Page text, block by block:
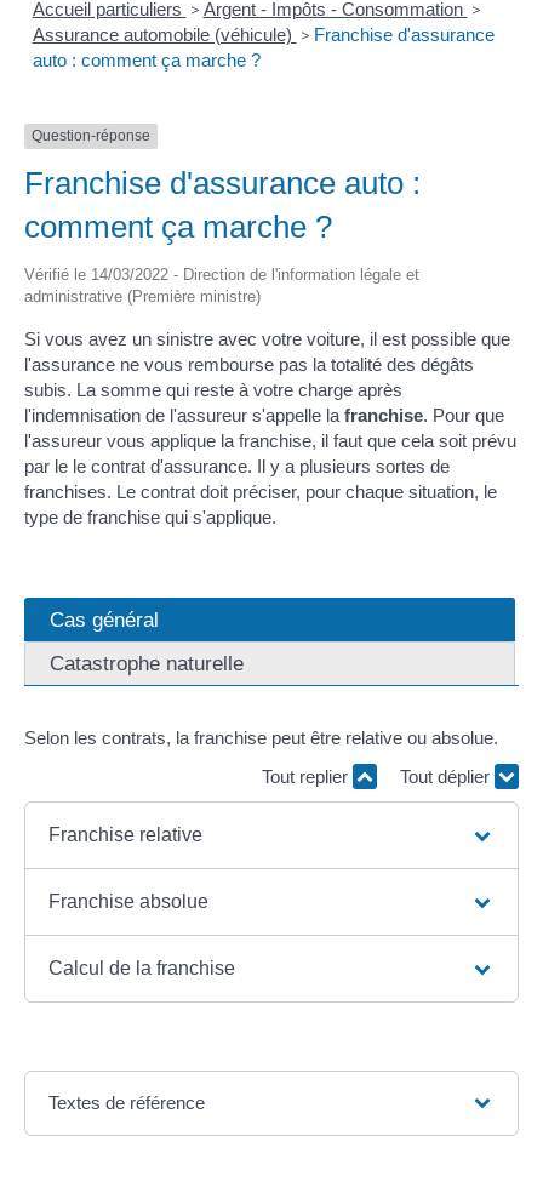
Accueil particuliers > Argent - Impôts - Consommation >
Assurance automobile (véhicule) > Franchise d'assurance
auto : comment ça marche ?
Question-réponse
Franchise d'assurance auto :
comment ça marche ?
Vérifié le 14/03/2022 - Direction de l'information légale et
administrative (Première ministre)
Si vous avez un sinistre avec votre voiture, il est possible que
l'assurance ne vous rembourse pas la totalité des dégâts
subis. La somme qui reste à votre charge après
l'indemnisation de l'assureur s'appelle la franchise. Pour que
l'assureur vous applique la franchise, il faut que cela soit prévu
par le le contrat d'assurance. Il y a plusieurs sortes de
franchises. Le contrat doit préciser, pour chaque situation, le
type de franchise qui s'applique.
Cas général
Catastrophe naturelle
Selon les contrats, la franchise peut être relative ou absolue.
Tout replier
Tout déplier
Franchise relative
Franchise absolue
Calcul de la franchise
Textes de référence